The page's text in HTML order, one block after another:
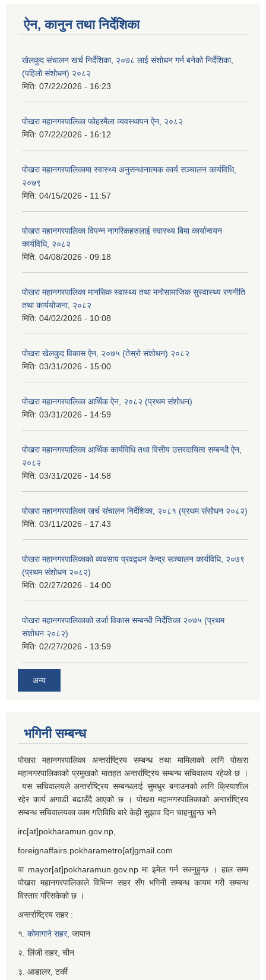
ऐन, कानुन तथा निर्देशिका
खेलकुद संचालन खर्च निर्देशिका, २०७८ लाई संशोधन गर्न बनेको निर्देशिका,
(पहिलो संशोधन) २०८२
मिति: 07/22/2026 - 16:23
पोखरा महानगरपालिका फोहरमैला व्यवस्थापन ऐन, २०८२
मिति: 07/22/2026 - 16:12
पोखरा महानगरपालिकामा स्वास्थ्य अनुसन्धानात्मक कार्य सञ्चालन कार्यविधि,
२०७९
मिति: 04/15/2026 - 11:57
पोखरा महानगरपालिका विपन्न नागरिकहरुलाई स्वास्थ्य बिमा कार्यान्वयन
कार्यविधि, २०८२
मिति: 04/08/2026 - 09:18
पोखरा महानगरपालिका मानसिक स्वास्थ्य तथा मनोसामाजिक सुस्वास्थ्य रणनीति
तथा कार्ययोजना, २०८२
मिति: 04/02/2026 - 10:08
पोखरा खेलकुद विकास ऐन, २०७५ (तेस्रो संशोधन) २०८२
मिति: 03/31/2026 - 15:00
पोखरा महानगरपालिका आर्थिक ऐन, २०८२ (प्रथम संशोधन)
मिति: 03/31/2026 - 14:59
पोखरा महानगरपालिका आर्थिक कार्यविधि तथा वित्तीय उत्तरदायित्व सम्बन्धी ऐन,
२०८२
मिति: 03/31/2026 - 14:58
पोखरा महानगरपालिका खर्च संचालन निर्देशिका, २०८१ (प्रथम संसोधन २०८२)
मिति: 03/11/2026 - 17:43
पोखरा महानगरपालिकाको व्यवसाय प्रवद्र्धन केन्द्र सञ्चालन कार्यविधि, २०७९
(प्रथम संशोधन २०८२)
मिति: 02/27/2026 - 14:00
पोखरा महानगरपालिकाको उर्जा विकास सम्बन्धी निर्देशिका २०७५ (प्रथम
संशोधन २०८२)
मिति: 02/27/2026 - 13:59
अन्य
भगिनी सम्बन्ध
पोखरा महानगरपालिका अन्तर्राष्ट्रिय सम्बन्ध तथा मामिलाको लागि पोखरा
महानगरपालिकाको प्रमुखको मातहत अन्तर्राष्ट्रिय सम्बन्ध सचिवालय रहेको छ ।
यस सचिवालयले अन्तर्राष्ट्रिय सम्बन्धलाई सुमधुर बनाउनको लागि क्रियाशील
रहेर कार्य अगाडी बढाउँदै आएको छ । पोखरा महानगरपालिकाको अन्तर्राष्ट्रिय
सम्बन्ध सचिवालयका काम गतिविधि बारे केही सुझाव दिन चाहनुहुन्छ भने
irc[at]pokharamun.gov.np,
foreignaffairs.pokharametro[at]gmail.com
वा mayor[at]pokharamun.gov.np मा इमेल गर्न सक्नुहुन्छ । हाल सम्म
पोखरा महानगरपालिकाले विभिन्न सहर सँग भगिनी सम्बन्ध कायम गरी सम्बन्ध
विस्तार गरिसकेको छ ।
अन्तर्राष्ट्रिय सहर :
१. कोमागाने सहर, जापान
२. लिंजी सहर, चीन
३. आडालर, टर्की